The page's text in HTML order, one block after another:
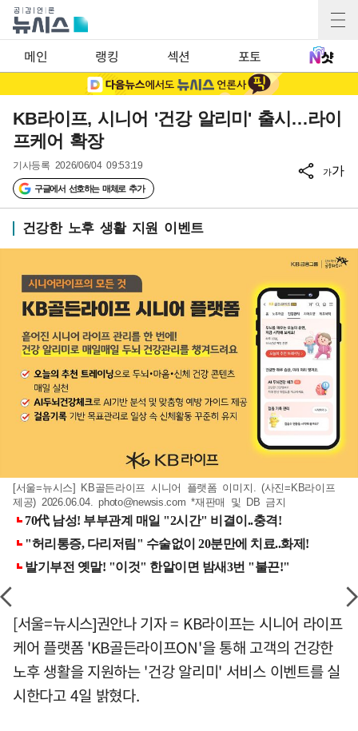
메인 랭킹 섹션 포토
KB라이프, 시니어 '건강 알리미' 출시…라이
프케어 확장
기사등록 2026/06/04 09:53:19
구글에서 선호하는 매체로 추가
가가
건강한 노후 생활 지원 이벤트
[서울=뉴시스] KB골든라이프 시니어 플랫폼 이미지. (사진=KB라이프
제공) 2026.06.04.photo@newsis.com *재판매 및 DB 금지
[서울=뉴시스]권안나 기자 = KB라이프는 시니어 라이프
케어 플랫폼 'KB골든라이프ON'을 통해 고객의 건강한
노후 생활을 지원하는 '건강 알리미' 서비스 이벤트를 실
시한다고 4일 밝혔다.